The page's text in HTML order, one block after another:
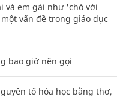
và em gái như 'chó với
vấn đề trong giáo dục
bao giờ nên gọi
tố hóa học bằng thơ,